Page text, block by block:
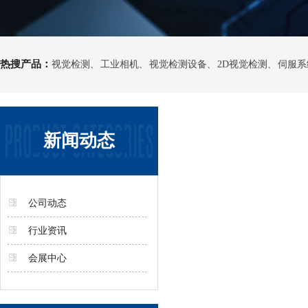
热搜产品： 视觉检测 、 工业相机、 视觉检测设备、 2D视觉检测 、 伺服
新闻动态
公司动态
行业资讯
会展中心